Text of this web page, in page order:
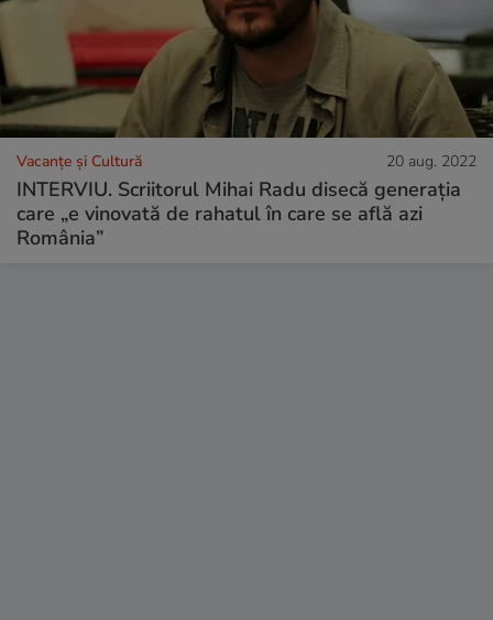
Vacanțe și Cultură 20 aug. 2022
INTERVIU. Scriitorul Mihai Radu disecă generația
care „e vinovată de rahatul în care se află azi
România”